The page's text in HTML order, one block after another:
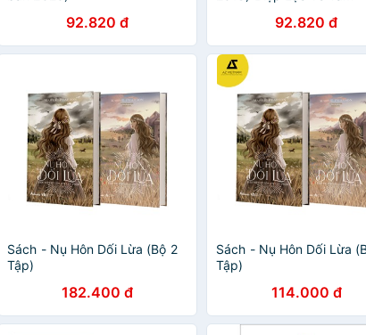
92.820 đ 92.820 đ
Sách - Nụ Hôn Dối Lừa (Bộ 2
Tập)
182.400 đ
Sách - Nụ Hôn Dối Lừa
Tập)
114.000 đ